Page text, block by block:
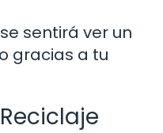
sentirá ver un
gracias a tu